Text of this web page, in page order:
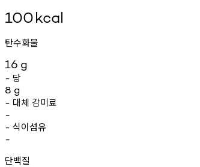
100kcal
탄수화물
16 g
- 당
8 g
- 대체 감미료
-
- 식이섬유
-
단백질